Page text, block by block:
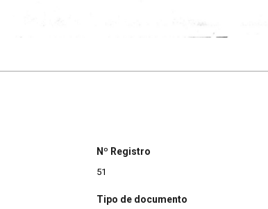
Nº Registro
51
Tipo de documento